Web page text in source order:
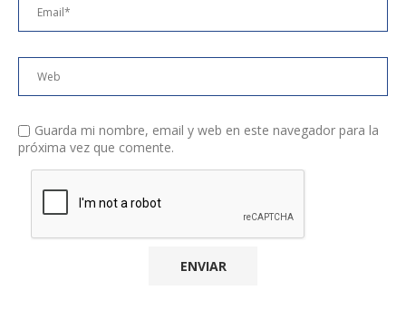
Guarda mi nombre, email y web en este navegador para la
próxima vez que comente.